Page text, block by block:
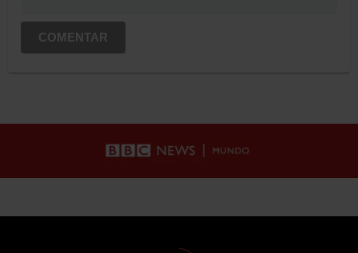
COMENTAR